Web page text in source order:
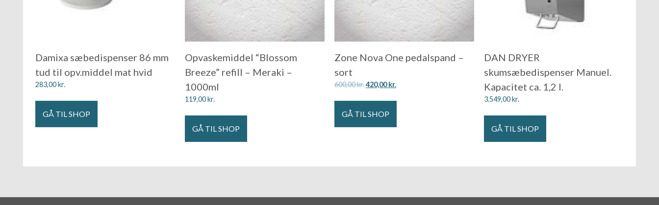
Damixa sæbedispenser 86 mm
tud til opv.middel mat hvid
283,00kr.
GÅ TIL SHOP
Opvaskemiddel “Blossom
Breeze” refill – Meraki –
1000ml
119,00kr.
GÅ TIL SHOP
Zone Nova One pedalspand –
sort
600,00kr.420,00kr.
GÅ TIL SHOP
DAN DRYER
skumsæbedispenser Manuel.
Kapacitet ca. 1,2 l.
3.549,00kr.
GÅ TIL SHOP